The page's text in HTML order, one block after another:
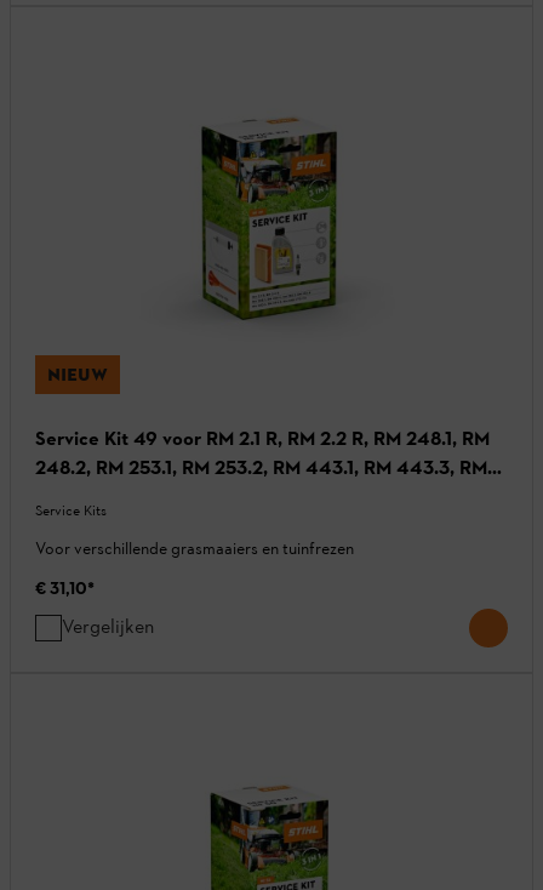
NIEUW
Service Kit 49 voor RM 2.1 R, RM 2.2 R, RM 248.1, RM
248.2, RM 253.1, RM 253.2, RM 443.1, RM 443.3, RM
Service Kits
Voor verschillende grasmaaiers en tuinfrezen
€ 31,10*
Vergelijken